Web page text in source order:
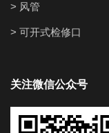
> 风管
> 可开式检修口
关注微信公众号